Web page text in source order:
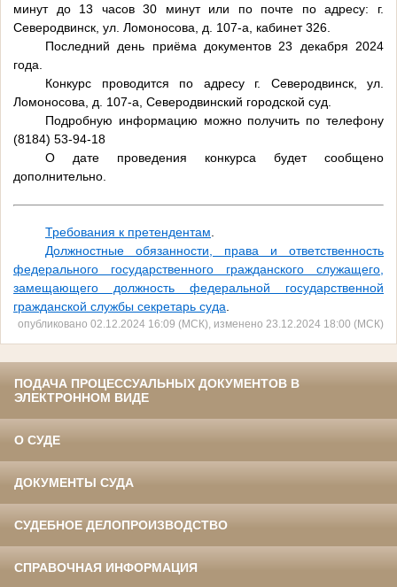
минут до 13 часов 30 минут или по почте по адресу: г.
Северодвинск, ул. Ломоносова, д. 107-а, кабинет 326.
Последний день приёма документов 23 декабря 2024
года.
Конкурс проводится по адресу г. Северодвинск, ул.
Ломоносова, д. 107-а, Северодвинский городской суд.
Подробную информацию можно получить по телефону
(8184) 53-94-18
О дате проведения конкурса будет сообщено
дополнительно.
Требования к претендентам
Должностные обязанности, права и ответственность
федерального государственного гражданского служащего,
замещающего должность федеральной государственной
гражданской службы секретарь суда
опубликовано 02.12.2024 16:09 (МСК), изменено 23.12.2024 18:00 (МСК)
ПОДАЧА ПРОЦЕССУАЛЬНЫХ ДОКУМЕНТОВ В
ЭЛЕКТРОННОМ ВИДЕ
О СУДЕ
ДОКУМЕНТЫ СУДА
СУДЕБНОЕ ДЕЛОПРОИЗВОДСТВО
СПРАВОЧНАЯ ИНФОРМАЦИЯ